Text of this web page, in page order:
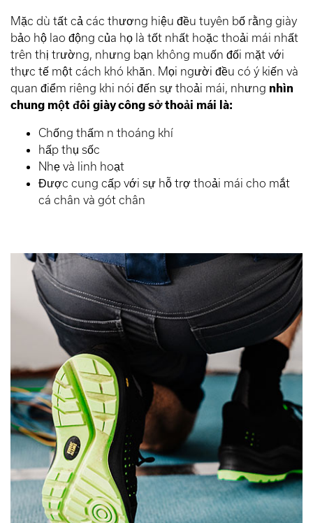
Mặc dù tất cả các thương hiệu đều tuyên bố rằng giày
bảo hộ lao động của họ là tốt nhất hoặc thoải mái nhất
trên thị trường, nhưng bạn không muốn đối mặt với
thực tế một cách khó khăn. Mọi người đều có ý kiến và
quan điểm riêng khi nói đến sự thoải mái, nhưng nhìn
chung một đôi giày công sở thoải mái là:
Chống thấm n thoáng khí
hấp thụ sốc
Nhẹ và linh hoạt
Được cung cấp với sự hỗ trợ thoải mái cho mắt
cá chân và gót chân